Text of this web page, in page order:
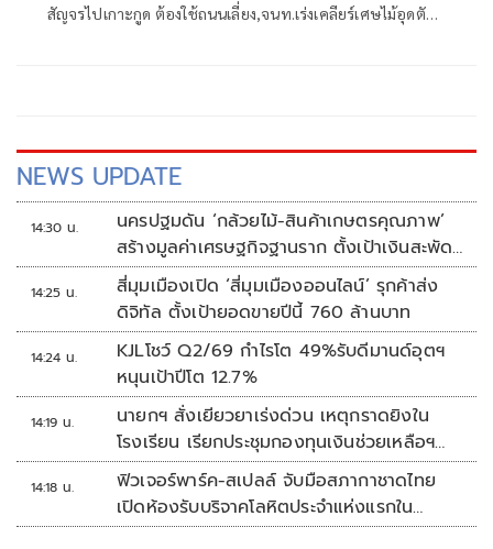
สัญจรไปเกาะกูด ต้องใช้ถนนเลี่ยง,จนท.เร่งเคลียร์เศษไม้อุดตัน
NEWS UPDATE
14:30 น.
นครปฐมดัน ‘กล้วยไม้-สินค้าเกษตรคุณภาพ’
สร้างมูลค่าเศรษฐกิจฐานราก ตั้งเป้าเงินสะพัด
10 ล้านบาท
14:25 น.
สี่มุมเมืองเปิด ‘สี่มุมเมืองออนไลน์’ รุกค้าส่ง
ดิจิทัล ตั้งเป้ายอดขายปีนี้ 760 ล้านบาท
14:24 น.
KJLโชว์ Q2/69 กำไรโต 49%รับดีมานด์อุตฯ
หนุนเป้าปีโต 12.7%
14:19 น.
นายกฯ สั่งเยียวยาเร่งด่วน เหตุกราดยิงใน
โรงเรียน เรียกประชุมกองทุนเงินช่วยเหลือฯ
ทันที
14:18 น.
ฟิวเจอร์พาร์ค-สเปลล์ จับมือสภากาชาดไทย
เปิดห้องรับบริจาคโลหิตประจำแห่งแรกใน
ศูนย์การค้าปทุมธานี